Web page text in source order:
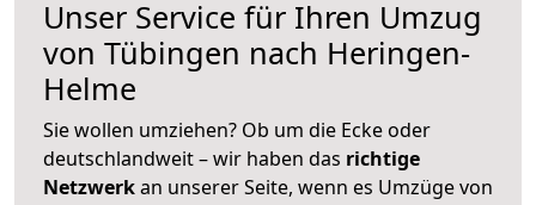
Unser Service für Ihren Umzug
von Tübingen nach Heringen-
Helme
Sie wollen umziehen? Ob um die Ecke oder
deutschlandweit – wir haben das richtige
Netzwerkan unserer Seite, wenn es Umzüge von